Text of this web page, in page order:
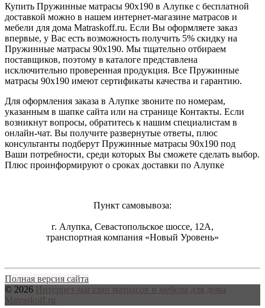
Купить Пружинные матрасы 90х190 в Алупке с бесплатной
доставкой можно в нашем интернет-магазине матрасов и
мебели для дома Matraskoff.ru. Если Вы оформляете заказ
впервые, у Вас есть возможность получить 5% скидку на
Пружинные матрасы 90х190. Мы тщательно отбираем
поставщиков, поэтому в каталоге представлена
исключительно проверенная продукция. Все Пружинные
матрасы 90х190 имеют сертификаты качества и гарантию.
Для оформления заказа в Алупке звоните по номерам,
указанным в шапке сайта или на странице Контакты. Если
возникнут вопросы, обратитесь к нашим специалистам в
онлайн-чат. Вы получите развернутые ответы, плюс
консультанты подберут Пружинные матрасы 90х190 под
Ваши потребности, среди которых Вы сможете сделать выбор.
Плюс проинформируют о сроках доставки по Алупке
Пункт самовывоза:
г. Алупка, Севастопольское шоссе, 12А,
транспортная компания «Новый Уровень»
Полная версия сайта
© 2026 Интернет-магазин матрасов и мебели для дома
Matraskoff.ru